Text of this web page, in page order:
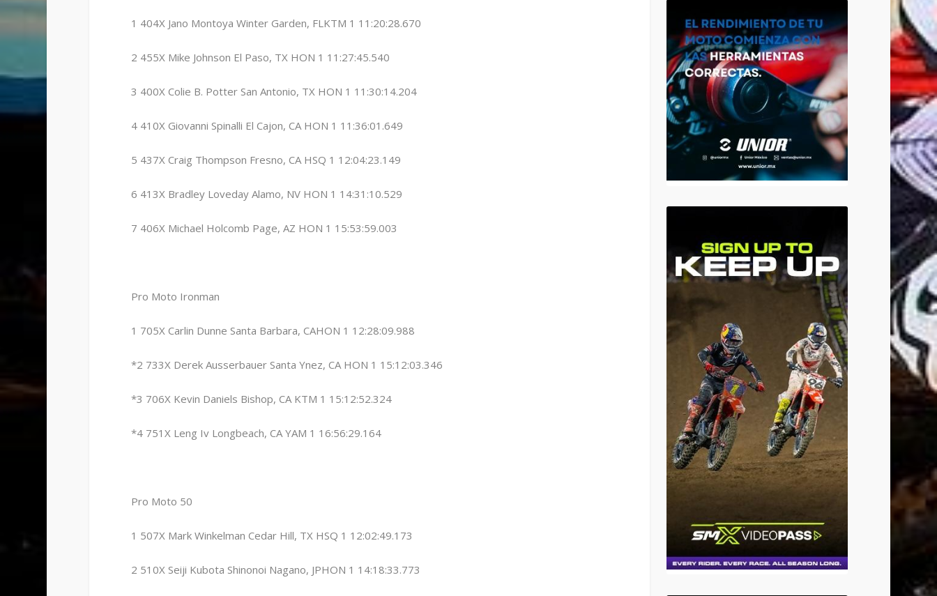
1 404X Jano Montoya Winter Garden, FLKTM 1 11:20:28.670
2 455X Mike Johnson El Paso, TX HON 1 11:27:45.540
3 400X Colie B. Potter San Antonio, TX HON 1 11:30:14.204
4 410X Giovanni Spinalli El Cajon, CA HON 1 11:36:01.649
5 437X Craig Thompson Fresno, CA HSQ 1 12:04:23.149
6 413X Bradley Loveday Alamo, NV HON 1 14:31:10.529
7 406X Michael Holcomb Page, AZ HON 1 15:53:59.003
Pro Moto Ironman
1 705X Carlin Dunne Santa Barbara, CAHON 1 12:28:09.988
*2 733X Derek Ausserbauer Santa Ynez, CA HON 1 15:12:03.346
*3 706X Kevin Daniels Bishop, CA KTM 1 15:12:52.324
*4 751X Leng Iv Longbeach, CA YAM 1 16:56:29.164
Pro Moto 50
1 507X Mark Winkelman Cedar Hill, TX HSQ 1 12:02:49.173
2 510X Seiji Kubota Shinonoi Nagano, JPHON 1 14:18:33.773